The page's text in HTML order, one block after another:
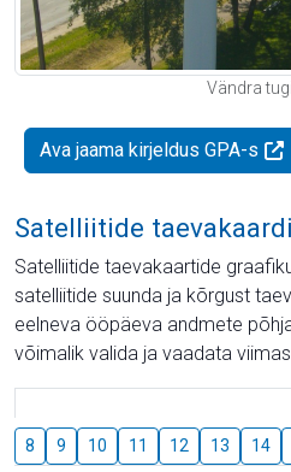
Vändra
Ava jaama kirjeldus GPA-s
Satelliitide
Satelliitide taevakaartide
satelliitide suunda ja kõrgust
eelneva ööpäeva andmete
võimalik valida ja vaadata
8 9 10 11 12 13 14